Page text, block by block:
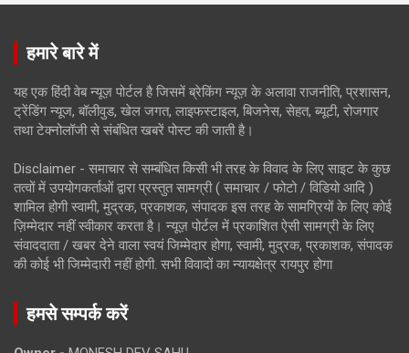
हमारे बारे में
यह एक हिंदी वेब न्यूज़ पोर्टल है जिसमें ब्रेकिंग न्यूज़ के अलावा राजनीति, प्रशासन,
ट्रेंडिंग न्यूज, बॉलीवुड, खेल जगत, लाइफस्टाइल, बिजनेस, सेहत, ब्यूटी, रोजगार
तथा टेक्नोलॉजी से संबंधित खबरें पोस्ट की जाती है।
Disclaimer - समाचार से सम्बंधित किसी भी तरह के विवाद के लिए साइट के कुछ
तत्वों में उपयोगकर्ताओं द्वारा प्रस्तुत सामग्री ( समाचार / फोटो / विडियो आदि )
शामिल होगी स्वामी, मुद्रक, प्रकाशक, संपादक इस तरह के सामग्रियों के लिए कोई
ज़िम्मेदार नहीं स्वीकार करता है। न्यूज़ पोर्टल में प्रकाशित ऐसी सामग्री के लिए
संवाददाता / खबर देने वाला स्वयं जिम्मेदार होगा, स्वामी, मुद्रक, प्रकाशक, संपादक
की कोई भी जिम्मेदारी नहीं होगी. सभी विवादों का न्यायक्षेत्र रायपुर होगा
हमसे सम्पर्क करें